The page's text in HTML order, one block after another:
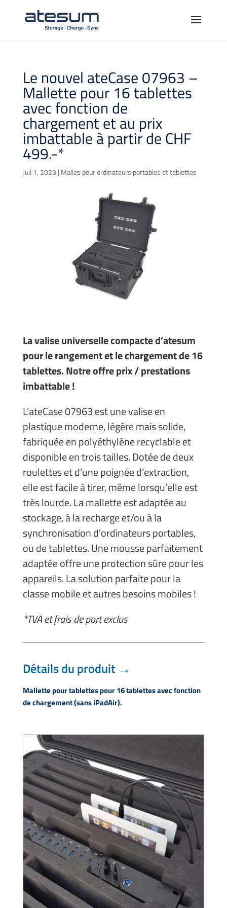
Le nouvel ateCase 07963 –
Mallette pour 16 tablettes
avec fonction de
chargement et au prix
imbattable à partir de CHF
499.-*
Juil 1, 2023 | Malles pour ordinateurs portables et tablettes
La valise universelle compacte d’atesum
pour le rangement et le chargement de 16
tablettes. Notre offre prix / prestations
imbattable !
L’ateCase 07963 est une valise en
plastique moderne, légère mais solide,
fabriquée en polyéthylène recyclable et
disponible en trois tailles. Dotée de deux
roulettes et d’une poignée d’extraction,
elle est facile à tirer, même lorsqu’elle est
très lourde. La mallette est adaptée au
stockage, à la recharge et/ou à la
synchronisation d’ordinateurs portables,
ou de tablettes. Une mousse parfaitement
adaptée offre une protection sûre pour les
appareils.La solution parfaite pour la
classe mobile et autres besoins mobiles !
*TVA et frais de port exclus
Détails du produit →
Mallette pour tablettes pour 16 tablettes avec fonction
de chargement (sans iPadAir).